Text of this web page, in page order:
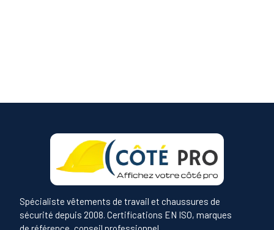
Spécialiste vêtements de travail et chaussures de
sécurité depuis 2008. Certifications EN ISO, marques